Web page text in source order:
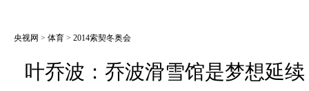
央视网 > 体育 > 2014索契冬奥会
叶乔波：乔波滑雪馆是梦想延